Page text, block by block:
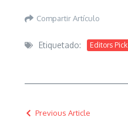
Compartir Artículo
Etiquetado: Editors Pick
Previous Article